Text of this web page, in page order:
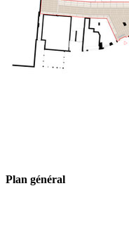
Plan général